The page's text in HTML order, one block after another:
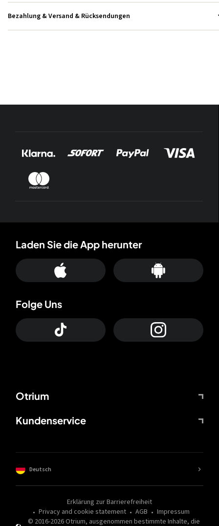
Bezahlung & Versand & Rücksendungen
Otrium
Kundenservice
Laden Sie die App herunter
Folge Uns
© 2016-2026Otrium, ausgenommen bestimmte Inhalte, die
Erklärung zur Barrierefreiheit
Privacy and cookie statement
AGB Impressum
Deutsch